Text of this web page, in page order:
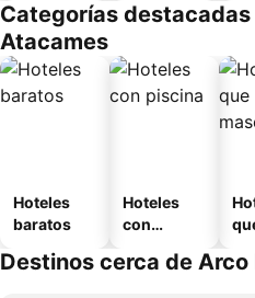
o
Categorías
Atacames
Hoteles
baratos
Hoteles
con
Destinos cerca de